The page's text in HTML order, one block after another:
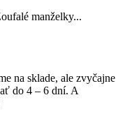
manželky...
na sklade, ale zvyčajne
do 4 – 6 dní. A